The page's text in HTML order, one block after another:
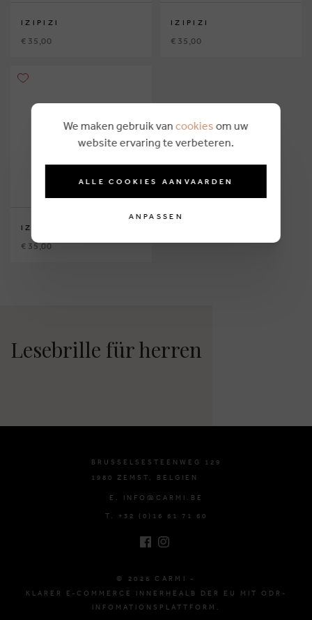
IZIPIZI
€ 35,00
IZIPIZI
€ 35,00
IZIPIZI
€ 35,00
Lesebrille für herren
BRUSSELSESTEENWEG 129
1980 ZEMST, BELGIEN
E. INFO@CARMI.BE
T. +32 (0)16 61 71 60
© 2026 CARMI -
KLARER E-COMMERCE INNERHEALB DER EU MIT ODR-
INFOMATIONSPLATTFORM.
We maken gebruik van cookies om uw
website ervaring te verbeteren.
ALLE COOKIES AANVAARDEN
ANPASSEN